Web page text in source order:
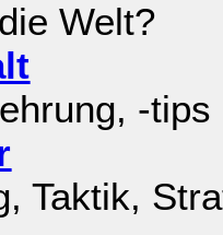
Welt?
-
Taktik,